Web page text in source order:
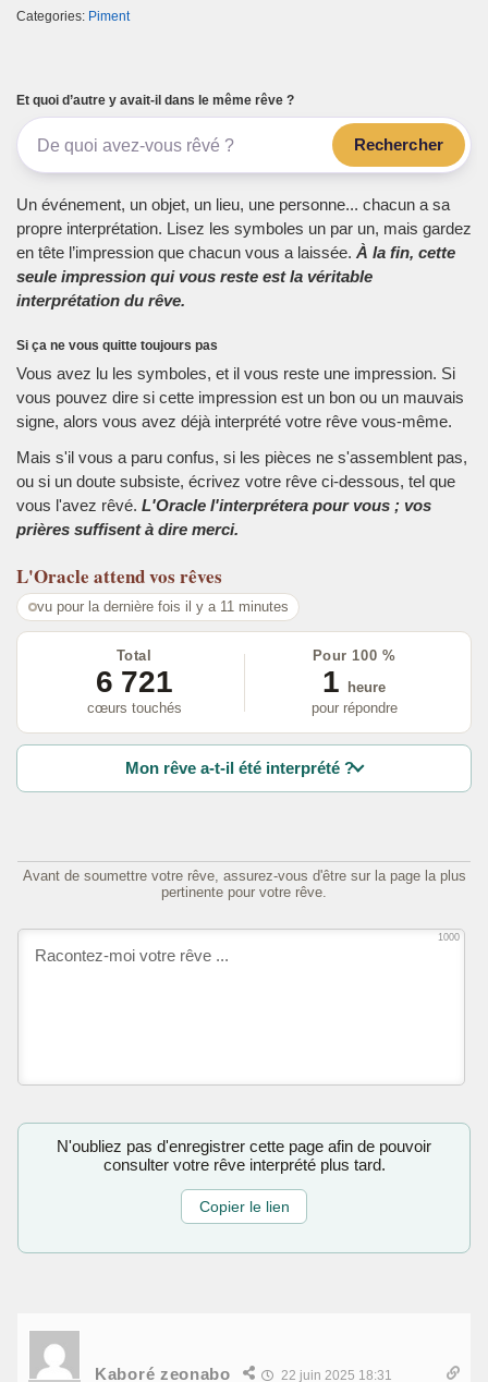
Categories: Piment
Et quoi d’autre y avait-il dans le même rêve ?
Rechercher
Un événement, un objet, un lieu, une personne... chacun a sa
propre interprétation. Lisez les symboles un par un, mais gardez
en tête l’impression que chacun vous a laissée. À la fin, cette
seule impression qui vous reste est la véritable
interprétation du rêve.
Si ça ne vous quitte toujours pas
Vous avez lu les symboles, et il vous reste une impression. Si
vous pouvez dire si cette impression est un bon ou un mauvais
signe, alors vous avez déjà interprété votre rêve vous-même.
Mais s'il vous a paru confus, si les pièces ne s'assemblent pas,
ou si un doute subsiste, écrivez votre rêve ci-dessous, tel que
vous l'avez rêvé. L'Oracle l'interprétera pour vous ; vos
prières suffisent à dire merci.
L'Oracle attend vos rêves
vu pour la dernière fois il y a 11 minutes
Total
6 721
cœurs touchés
Pour 100 %
1
heure
pour répondre
Mon rêve a-t-il été interprété ?
Avant de soumettre votre rêve, assurez-vous d'être sur la page la plus
pertinente pour votre rêve.
1000
N'oubliez pas d'enregistrer cette page afin de pouvoir
consulter votre rêve interprété plus tard.
Copier le lien
Kaboré zeonabo 22 juin 2025 18:31